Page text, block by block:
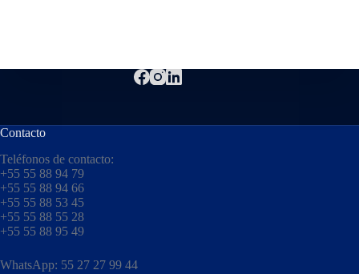
Contacto
Teléfonos de contacto:
+55 55 88 94 79
+55 55 88 94 66
+55 55 88 53 45
+55 55 88 55 28
+55 55 88 95 49
WhatsApp: 55 27 27 99 44